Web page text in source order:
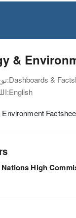
&
نوع الوثيقة:Dashboards &
اللغة:English
High